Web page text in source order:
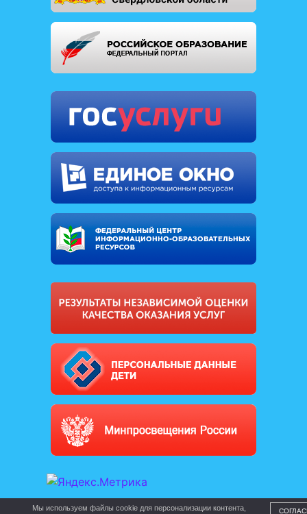
Мы используем файлы cookie для персонализации контента,